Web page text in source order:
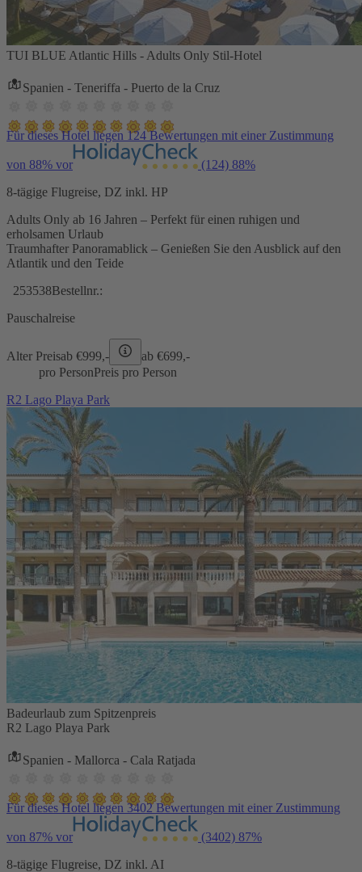
TUI BLUE Atlantic Hills - Adults Only Stil-Hotel
Spanien - Teneriffa - Puerto de la Cruz
Für dieses Hotel liegen 124 Bewertungen mit einer Zustimmung
von 88% vor (124) 88%
8-tägige Flugreise, DZ inkl. HP
Adults Only ab 16 Jahren – Perfekt für einen ruhigen und
erholsamen Urlaub
Traumhafter Panoramablick – Genießen Sie den Ausblick auf den
Atlantik und den Teide
253538Bestellnr.:
Pauschalreise
Alter Preisab €999,- ab €699,-
pro PersonPreis pro Person
R2 Lago Playa Park
Badeurlaub zum Spitzenpreis
R2 Lago Playa Park
Spanien - Mallorca - Cala Ratjada
Für dieses Hotel liegen 3402 Bewertungen mit einer Zustimmung
von 87% vor (3402) 87%
8-tägige Flugreise, DZ inkl. AI